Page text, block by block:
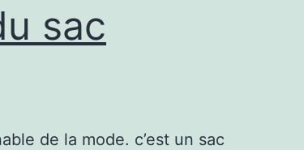
sac
de la mode. c’est un sac